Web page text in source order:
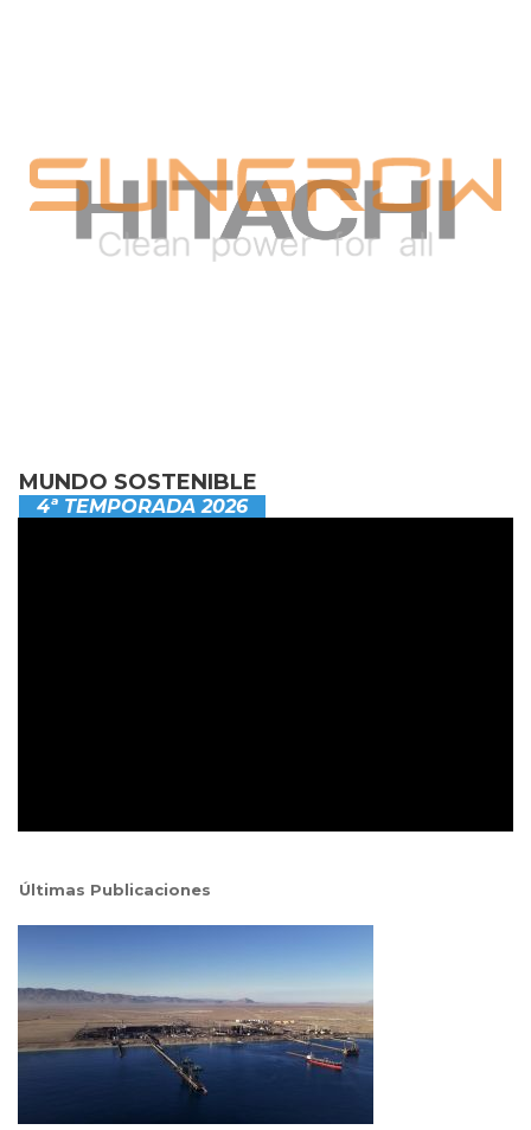
MUNDO SOSTENIBLE
4ª TEMPORADA 2026
Últimas Publicaciones